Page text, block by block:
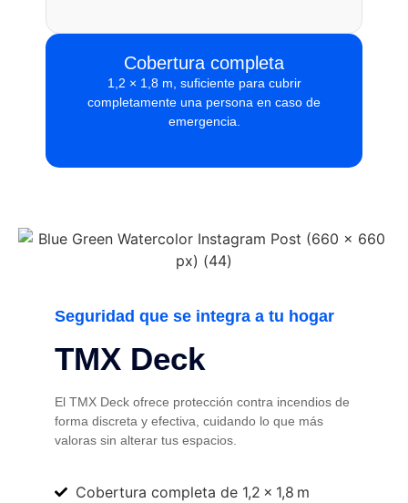
Cobertura completa
1,2 × 1,8 m, suficiente para cubrir
completamente una persona en caso de
emergencia.
Seguridad que se integra a tu hogar
TMX Deck
El TMX Deck ofrece protección contra incendios de
forma discreta y efectiva, cuidando lo que más
valoras sin alterar tus espacios.
Cobertura completa de 1,2 × 1,8 m